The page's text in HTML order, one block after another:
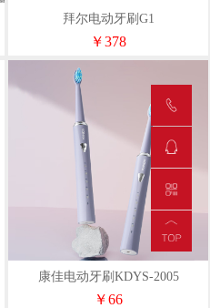
拜尔电动牙刷G1
￥378
康佳电动牙刷KDYS-2005
￥66